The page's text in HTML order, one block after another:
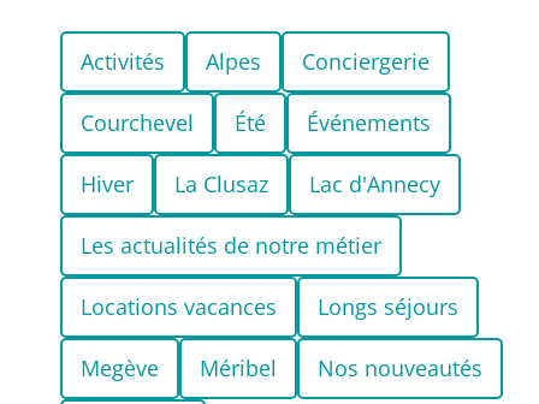
Activités Alpes Conciergerie
Courchevel Été Événements
Hiver La Clusaz Lac d'Annecy
Les actualités de notre métier
Locations vacances Longs séjours
Megève Méribel Nos nouveautés